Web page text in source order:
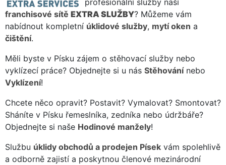
franchisové sítě EXTRA SLUŽBY? Můžeme vám
nabídnout kompletní úklidové služby, mytí oken a
čištění.
Měli byste v Písku zájem o stěhovací služby nebo
vyklízecí práce? Objednejte si u nás Stěhovánínebo
Vyklízení!
Chcete něco opravit? Postavit? Vymalovat? Smontovat?
Sháníte v Písku řemeslníka, zedníka nebo údržbáře?
Objednejte si naše Hodinové manžely!
Službu úklidy obchodů a prodejen Písek vám spolehlivě
a odborně zajistí a poskytnou členové mezinárodní